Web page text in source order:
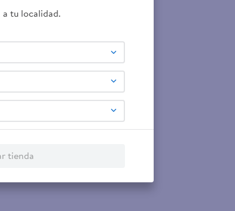
a tu localidad.
tienda